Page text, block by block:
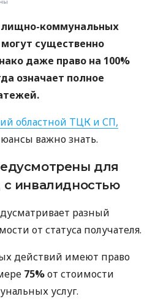
коммунальных
существенно
даже право на 100%
означает полное
областной ТЦК и СП,
важно знать.
для
с инвалидностью
разный
от статуса получателя.
действий имеют право
75%от стоимости
услуг.